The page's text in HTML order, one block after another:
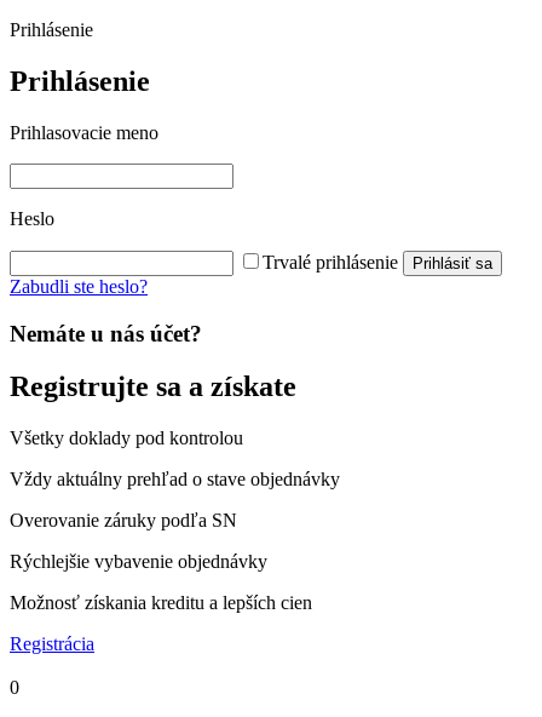
Prihlásenie
Prihlásenie
Prihlasovacie meno
Heslo
Trvalé prihlásenie Prihlásiť sa
Zabudli ste heslo?
Nemáte u nás účet?
Registrujte sa a získate
Všetky doklady pod kontrolou
Vždy aktuálny prehľad o stave objednávky
Overovanie záruky podľa SN
Rýchlejšie vybavenie objednávky
Možnosť získania kreditu a lepších cien
Registrácia
0